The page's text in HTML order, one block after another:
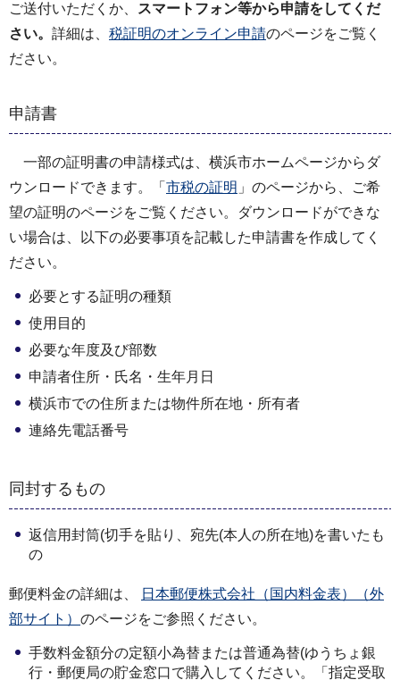
ご送付いただくか、
スマートフォン等から申請をしてくだ
さい。 詳細は、 税証明のオンライン申請のページをご覧く
ださい。
申請書
一部の証明書の申請様式は、横浜市ホームページからダ
ウンロードできます。「 市税の証明 」のページから、ご希
望の証明のページをご覧ください。ダウンロードができな
い場合は、以下の必要事項を記載した申請書を作成してく
ださい。
必要とする証明の種類
使用目的
必要な年度及び部数
申請者住所・氏名・生年月日
横浜市での住所または物件所在地・所有者
連絡先電話番号
同封するもの
返信用封筒(切手を貼り、宛先(本人の所在地)を書いたも
の
郵便料金の詳細は、
日本郵便株式会社（国内料金表）（外
部サイト） のページをご参照ください。
手数料金額分の定額小為替または普通為替(ゆうちょ銀
行・郵便局の貯金窓口で購入してください。「指定受取